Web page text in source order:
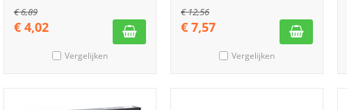
€6,89
€ 4,02
Vergelijken
€12,56
€ 7,57
Vergelijken